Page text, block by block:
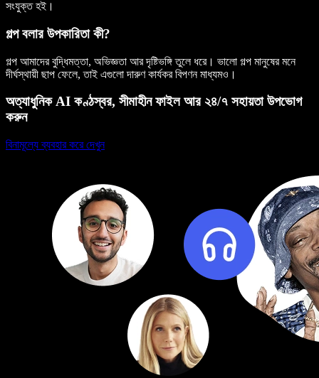
সংযুক্ত হই।
গল্প বলার উপকারিতা কী?
গল্প আমাদের বুদ্ধিমত্তা, অভিজ্ঞতা আর দৃষ্টিভঙ্গি তুলে ধরে। ভালো গল্প মানুষের মনে
দীর্ঘস্থায়ী ছাপ ফেলে, তাই এগুলো দারুণ কার্যকর বিপণন মাধ্যমও।
অত্যাধুনিক AI কণ্ঠস্বর, সীমাহীন ফাইল আর ২৪/৭ সহায়তা উপভোগ
করুন
বিনামূল্যে ব্যবহার করে দেখুন